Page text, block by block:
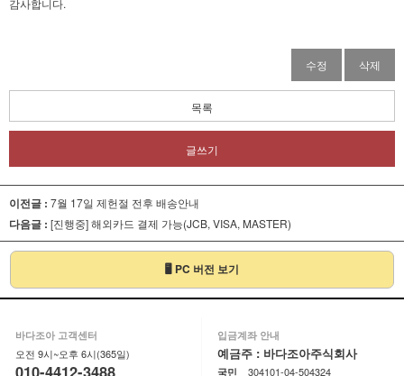
감사합니다.
수정 삭제
목록
글쓰기
이전글 : 7월 17일 제헌절 전후 배송안내
다음글 : [진행중] 해외카드 결제 가능(JCB, VISA, MASTER)
🖥 PC 버전 보기
바다조아 고객센터
오전 9시~오후 6시(365일)
010-4412-3488
입금계좌 안내
예금주 : 바다조아주식회사
국민 304101-04-504324